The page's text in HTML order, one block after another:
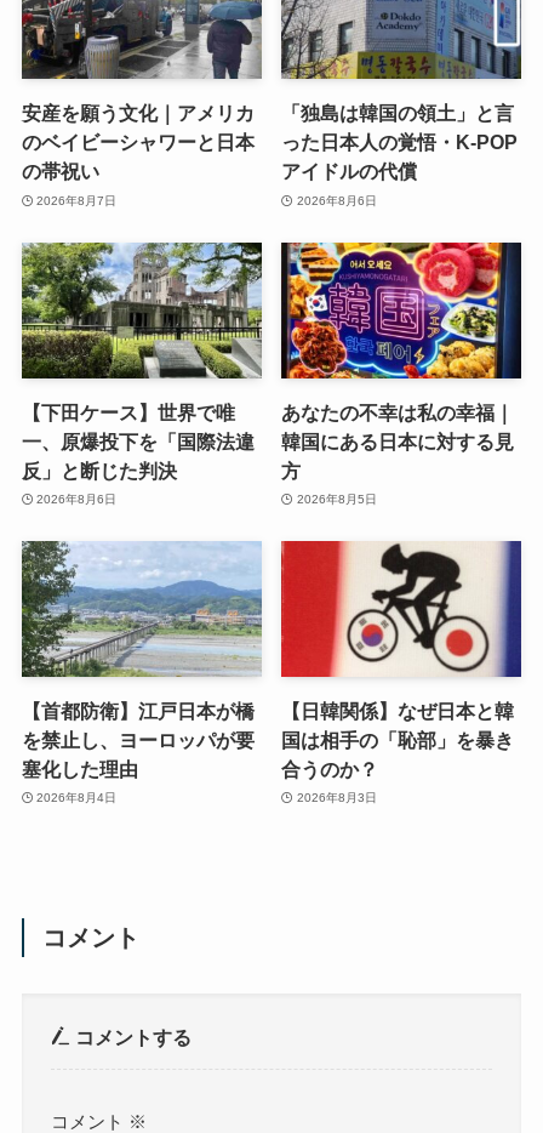
安産を願う文化｜アメリカ
のベイビーシャワーと日本
の帯祝い
2026年8月7日
「独島は韓国の領土」と言
った日本人の覚悟・K-POP
アイドルの代償
2026年8月6日
【下田ケース】世界で唯
一、原爆投下を「国際法違
反」と断じた判決
2026年8月6日
あなたの不幸は私の幸福｜
韓国にある日本に対する見
方
2026年8月5日
【首都防衛】江戸日本が橋
を禁止し、ヨーロッパが要
塞化した理由
2026年8月4日
【日韓関係】なぜ日本と韓
国は相手の「恥部」を暴き
合うのか？
2026年8月3日
コメント
コメントする
コメント ※